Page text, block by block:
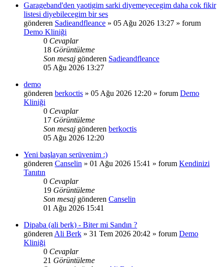
Garageband'den yaotigim sarki diyemeyecegim daha cok fikir
listesi diyebilecegim bir ses
gönderen Sadieandfleance » 05 Ağu 2026 13:27 » forum
Demo Kliniği
0 Cevaplar
18 Görüntüleme
Son mesaj gönderen Sadieandfleance
05 Ağu 2026 13:27
demo
gönderen berkoctis » 05 Ağu 2026 12:20 » forum Demo
Kliniği
0 Cevaplar
17 Görüntüleme
Son mesaj gönderen berkoctis
05 Ağu 2026 12:20
Yeni başlayan serüvenim :)
gönderen Canselin » 01 Ağu 2026 15:41 » forum Kendinizi
Tanıtın
0 Cevaplar
19 Görüntüleme
Son mesaj gönderen Canselin
01 Ağu 2026 15:41
Dipaba (ali berk) - Biter mi Sandın ?
gönderen Ali Berk » 31 Tem 2026 20:42 » forum Demo
Kliniği
0 Cevaplar
21 Görüntüleme